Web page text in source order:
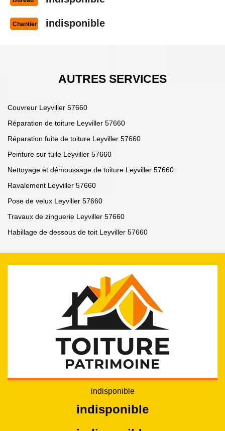
Chantier indisponible
AUTRES SERVICES
Couvreur Leyviller 57660
Réparation de toiture Leyviller 57660
Réparation fuite de toiture Leyviller 57660
Peinture sur tuile Leyviller 57660
Nettoyage et démoussage de toiture Leyviller 57660
Ravalement Leyviller 57660
Pose de velux Leyviller 57660
Travaux de zinguerie Leyviller 57660
Habillage de dessous de toit Leyviller 57660
indisponible
indisponible